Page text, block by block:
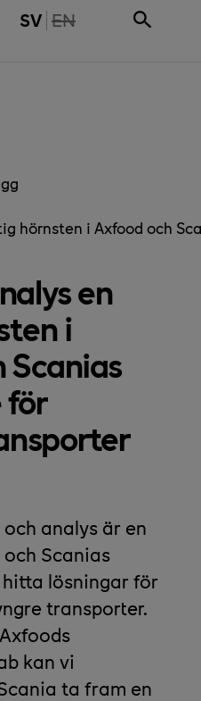
SV THE PAGE IS NOT
EN
hörnsten i Axfood och
en
i
Scanias
för
analys är en
Scanias
lösningar för
transporter.
kan vi
ta fram en